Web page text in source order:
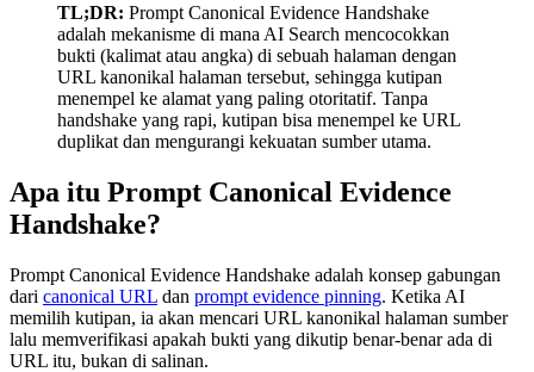
TL;DR: Prompt Canonical Evidence Handshake
adalah mekanisme di mana AI Search mencocokkan
bukti (kalimat atau angka) di sebuah halaman dengan
URL kanonikal halaman tersebut, sehingga kutipan
menempel ke alamat yang paling otoritatif. Tanpa
handshake yang rapi, kutipan bisa menempel ke URL
duplikat dan mengurangi kekuatan sumber utama.
Apa itu Prompt Canonical Evidence
Handshake?
Prompt Canonical Evidence Handshake adalah konsep gabungan
dari canonical URL dan prompt evidence pinning. Ketika AI
memilih kutipan, ia akan mencari URL kanonikal halaman sumber
lalu memverifikasi apakah bukti yang dikutip benar-benar ada di
URL itu, bukan di salinan.